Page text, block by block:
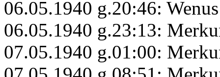
06.05.1940 g.20:46:
06.05.1940 g.23:13:
07.05.1940 g.01:00: